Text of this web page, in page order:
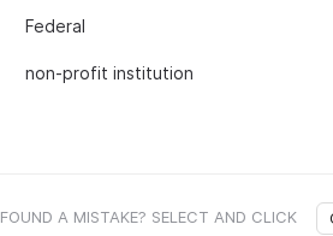
Federal
non-profit institution
FOUND A MISTAKE? SELECT AND CLICK